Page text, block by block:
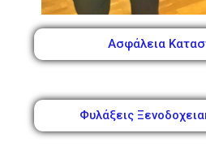
Ασφάλεια
Φυλάξεις